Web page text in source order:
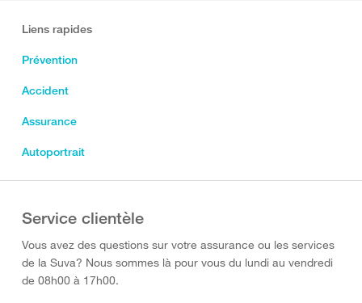
Liens rapides
Prévention
Accident
Assurance
Autoportrait
Service clientèle
Vous avez des questions sur votre assurance ou les services
de la Suva? Nous sommes là pour vous du lundi au vendredi
de 08h00 à 17h00.